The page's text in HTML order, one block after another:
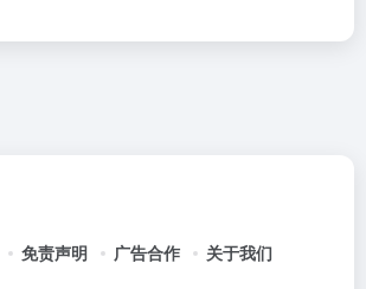
免责声明 广告合作 关于我们